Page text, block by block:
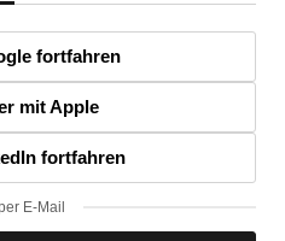
fortfahren
mit Apple
fortfahren
E-Mail